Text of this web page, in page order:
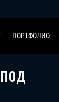
ПОРТФОЛИО